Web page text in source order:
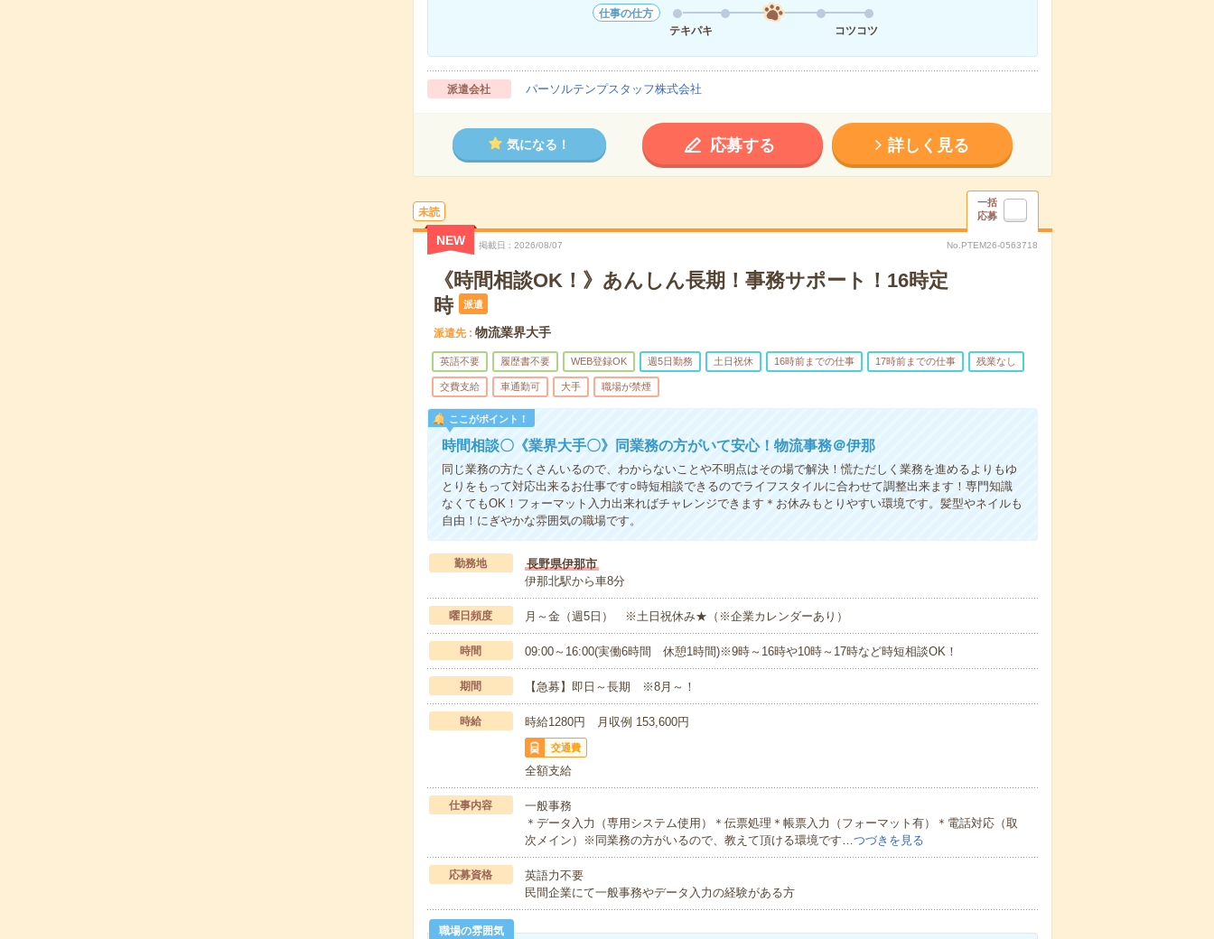
仕事の仕方
テキパキ
コツコツ
派遣会社 パーソルテンプスタッフ株式会社
気になる！ 応募する 詳しく見る
未読
一括
応募
NEW 掲載日 2026/08/07 No.PTEM26-0563718
《時間相談OK！》あんしん長期！事務サポート！16時定
時
派遣
派遣先 物流業界大手
英語不要 履歴書不要 WEB登録OK 週5日勤務 土日祝休 16時前までの仕事 17時前までの仕事 残業なし
交費支給 車通勤可 大手 職場が禁煙
ここがポイント！
時間相談〇《業界大手〇》同業務の方がいて安心！物流事務＠伊那
同じ業務の方たくさんいるので、わからないことや不明点はその場で解決！慌ただしく業務を進めるよりもゆ
とりをもって対応出来るお仕事です○時短相談できるのでライフスタイルに合わせて調整出来ます！専門知識
なくてもOK！フォーマット入力出来ればチャレンジできます＊お休みもとりやすい環境です。髪型やネイルも
自由！にぎやかな雰囲気の職場です。
勤務地
長野県伊那市
伊那北駅から車8分
曜日頻度 月～金（週5日） ※土日祝休み★（※企業カレンダーあり）
時間 09:00～16:00(実働6時間 休憩1時間)※9時～16時や10時～17時など時短相談OK！
期間 【急募】即日～長期 ※8月～！
時給 時給1280円 月収例 153,600円
交通費
全額支給
仕事内容
一般事務
＊データ入力（専用システム使用）＊伝票処理＊帳票入力（フォーマット有）＊電話対応（取
次メイン）※同業務の方がいるので、教えて頂ける環境です…つづきを見る
応募資格
英語力不要
民間企業にて一般事務やデータ入力の経験がある方
職場の雰囲気